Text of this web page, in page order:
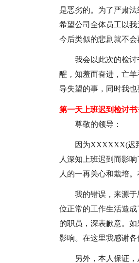
是恶劣的。为了严肃
希望公司全体员工以
今后类似的悲剧就不会
我会以此次的检
醒，知羞而奋进，亡
导失望的事，同时我也
第一天上班迟到检讨书
尊敬的领导：
因为XXXXXX(迟
人深知上班迟到而影
人的一再关心和栽培
我的错误，来源
位正常的工作生活造
的职员，深表歉意。
影响。在这里我感谢
另外，本人保证